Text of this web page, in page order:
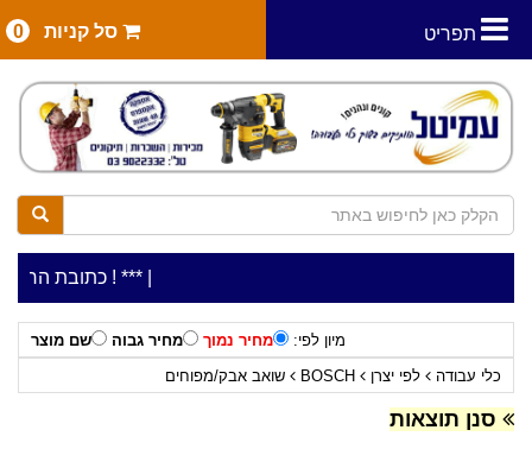
תפריט סל קניות 0
***כתובת החנות: רח' המלאכה 2, ביתן 8 ***כלי עבודה להשכרה בתעריף יומי משתלם ! ***
מיון לפי: מחיר נמוך מחיר גבוה
שם מוצר
כלי עבודה
לפי יצרן BOSCH שואב אבק/מפוחים
סנן תוצאות